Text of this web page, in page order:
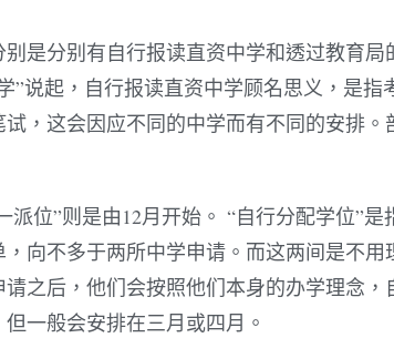
是分别有自行报读直资中学和透过教育局
”说起，自行报读直资中学顾名思义，是指
，这会因应不同的中学而有不同的安排
派位”则是由12月开始。 “自行分配学位”
向不多于两所中学申请。而这两间是不
之后，他们会按照他们本身的办学理念
一般会安排在三月或四月。